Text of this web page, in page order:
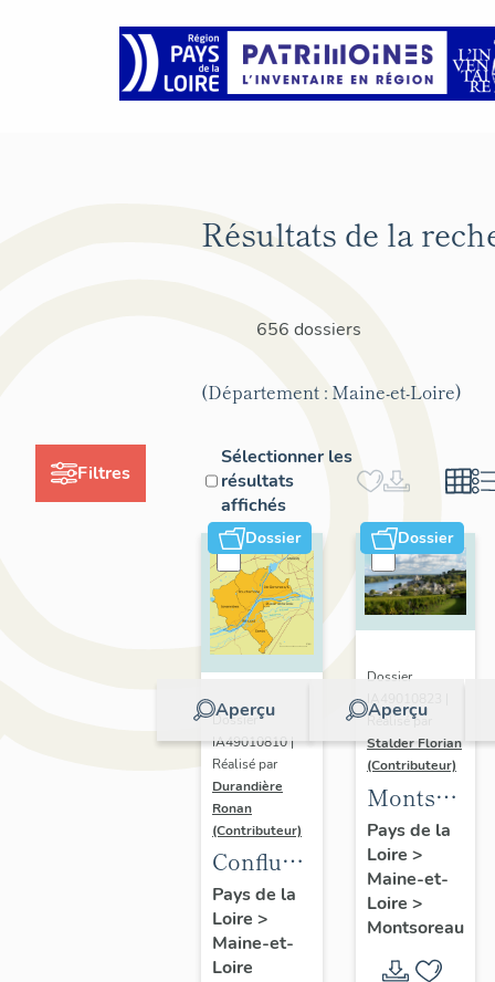
Filtres
Résultats de la
656 dossiers
(Département : Maine-et-Loire)
Sélectionner les
résultats
affichés
Dossier
Aperçu
Dossier
IA49010810 |
Réalisé par
Durandière
Ronan
(Contributeur)
Confluence
Maine-
Loire :
présentation
Pays de la
Loire >
Maine-et-
Loire
Dossier
Aperçu
Dossier
IA49010823 |
Réalisé par
Stalder Florian
(Contributeur)
Montsoreau
:
de la
commune
Pays de la
Loire >
Maine-et-
Loire >
Montsoreau